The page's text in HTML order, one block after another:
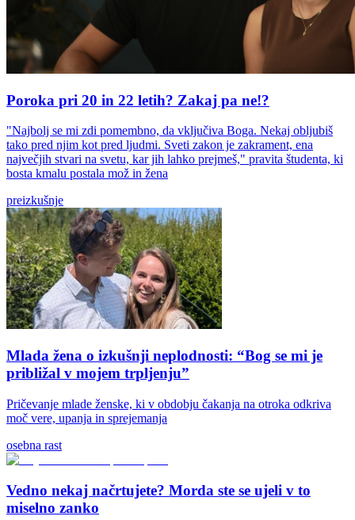
Poroka pri 20 in 22 letih? Zakaj pa ne!?
"Najbolj se mi zdi pomembno, da vključiva Boga. Nekaj obljubiš
tako pred njim kot pred ljudmi. Sveti zakon je zakrament, ena
največjih stvari na svetu, kar jih lahko prejmeš," pravita študenta, ki
bosta kmalu postala mož in žena
preizkušnje
Mlada žena o izkušnji neplodnosti: “Bog se mi je
približal v mojem trpljenju”
Pričevanje mlade ženske, ki v obdobju čakanja na otroka odkriva
moč vere, upanja in sprejemanja
osebna rast
Vedno nekaj načrtujete? Morda ste se ujeli v to
miselno zanko